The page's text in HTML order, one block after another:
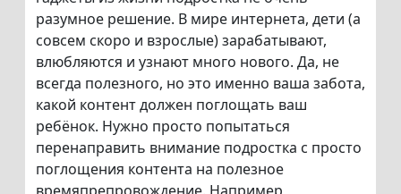
разумное решение. В мире интернета, дети (а
совсем скоро и взрослые) зарабатывают,
влюбляются и узнают много нового. Да, не
всегда полезного, но это именно ваша забота,
какой контент должен поглощать ваш
ребёнок. Нужно просто попытаться
перенаправить внимание подростка с просто
поглощения контента на полезное